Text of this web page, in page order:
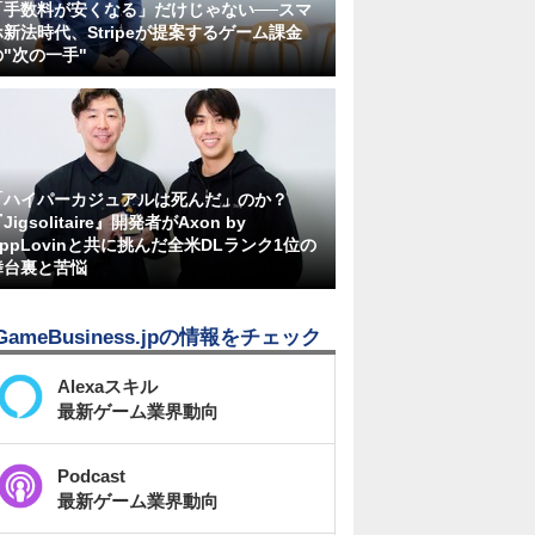
手数料が安くなる」だけじゃない──スマ
新法時代、Stripeが提案するゲーム課金
"次の一手"
ハイパーカジュアルは死んだ」のか？
Jigsolitaire』開発者がAxon by
と共に挑んだ全米DLランク1位の
台裏と苦悩
の情報をチェック
Alexaスキル
最新ゲーム業界動向
Podcast
最新ゲーム業界動向